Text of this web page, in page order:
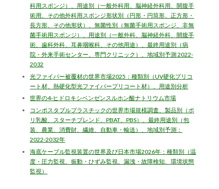
科用スポンジ）、用途別（一般外科用、脳神経外科用、開腹手
術用、その他外科用スポンジ形状別（円形・円筒形、正方形・
長方形、その他形状）、無菌性別（無菌手術用スポンジ、非無
菌手術用スポンジ）、用途別（一般外科、脳神経外科、開腹手
術、歯科外科、耳鼻咽喉科、その他用途）、最終用途別（病
院・外来手術センター、専門クリニック）、地域別予測 2022-
2032
光ファイバー被覆材の世界市場2025：種類別（UV硬化プリコ
ート材、熱硬化型光ファイバープリコート材）、用途別分析
世界の4-ヒドロキシベンゼンスルホン酸ナトリウム市場
コンポスタブルプラスチックの世界市場規模調査、製品別（ポ
リ乳酸、スターチブレンド、PBAT、PBS）、最終用途別（包
装、農業、消費財、繊維、自動車・輸送）、地域別予測：
2022-2032年
海底ケーブル監視装置の世界及び日本市場2026年：種類別（温
度・圧力監視、振動・ひずみ監視、漏洩・故障検知、環境状態
監視）